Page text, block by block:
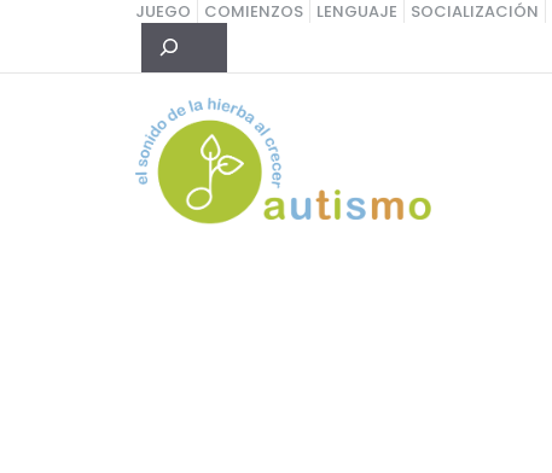
contenido
JUEGO COMIENZOS LENGUAJE SOCIALIZACIÓN
Buscar